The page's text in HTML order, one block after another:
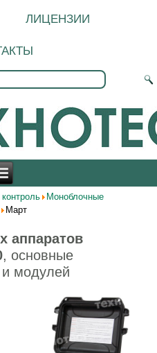
ЛИЦЕНЗИИ
контроль
Моноблочные
Март
аппаратов
, основные
и модулей